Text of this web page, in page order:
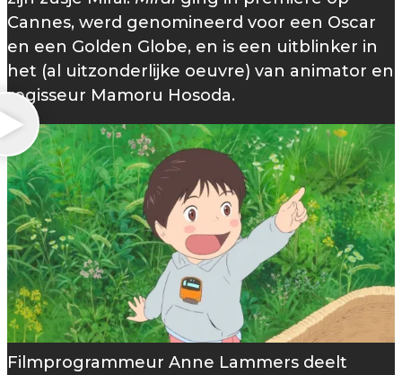
Cannes, werd genomineerd voor een Oscar
en een Golden Globe, en is een uitblinker in
het (al uitzonderlijke oeuvre) van animator en
regisseur Mamoru Hosoda.
Filmprogrammeur Anne Lammers deelt